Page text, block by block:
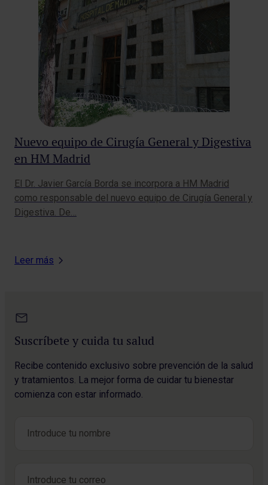
Nuevo equipo de Cirugía General y Digestiva
en HM Madrid
El Dr. Javier García Borda se incorpora a HM Madrid
como responsable del nuevo equipo de Cirugía General y
Digestiva. De…
Leer más
Suscríbete y cuida tu salud
Recibe contenido exclusivo sobre prevención de la salud
y tratamientos. La mejor forma de cuidar tu bienestar
comienza con estar informado.